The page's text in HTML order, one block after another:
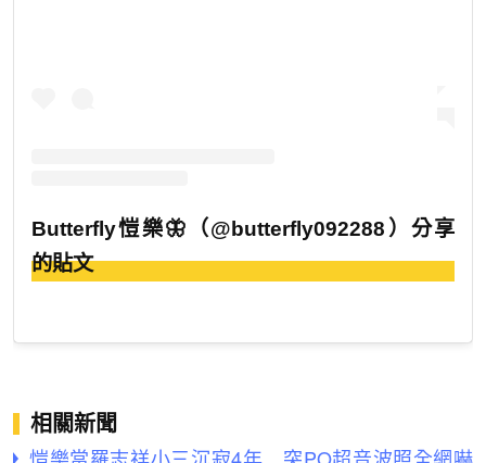
Butterfly愷樂🦋（@butterfly092288）分享
的貼文
相關新聞